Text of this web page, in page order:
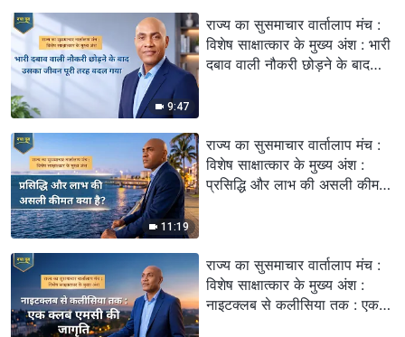
9:47
राज्य का सुसमाचार वार्तालाप मंच :
विशेष साक्षात्कार के मुख्य अंश : भारी
दबाव वाली नौकरी छोड़ने के बाद
11:19
राज्य का सुसमाचार वार्तालाप मंच :
विशेष साक्षात्कार के मुख्य अंश :
प्रसिद्धि और लाभ की असली कीमत
राज्य का सुसमाचार वार्तालाप मंच :
विशेष साक्षात्कार के मुख्य अंश :
नाइटक्लब से कलीसिया तक : एक